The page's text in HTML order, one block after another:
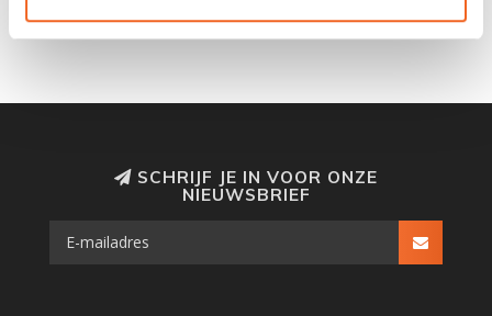
SCHRIJF JE IN VOOR ONZE
NIEUWSBRIEF